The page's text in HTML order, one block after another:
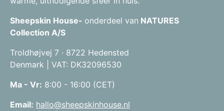
Sheepskin House- onderdeel van NATURES
Collection A/S
Troldhøjvej 7 · 8722 Hedensted
Denmark | VAT: DK32096530
Ma - Vr: 8:00 - 16:00 (CET)
Email: hallo@sheepskinhouse.nl